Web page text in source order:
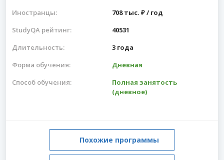
Иностранцы:
708 тыс. ₽ / год
StudyQA рейтинг:
40531
Длительность:
3 года
Форма обучения:
Дневная
Способ обучения:
Полная занятость
(дневное)
Похожие программы